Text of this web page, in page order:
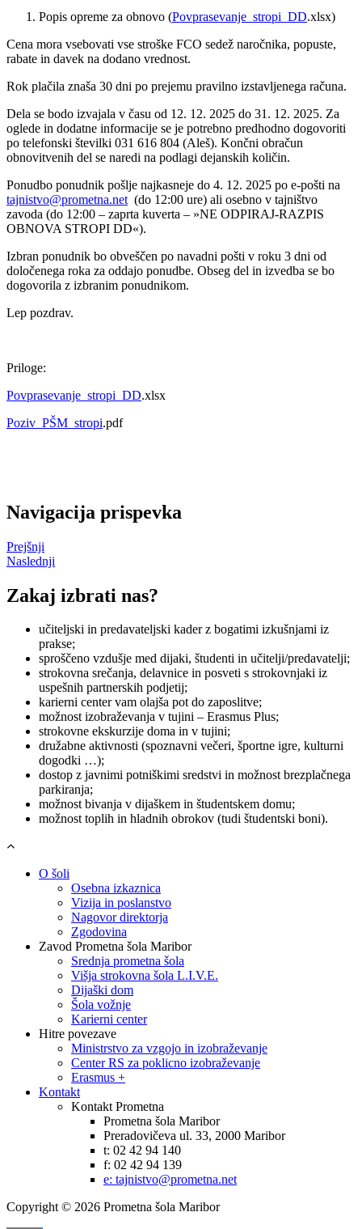
Popis opreme za obnovo (Povprasevanje_stropi_DD.xlsx)
Cena mora vsebovati vse stroške FCO sedež naročnika, popuste,
rabate in davek na dodano vrednost.
Rok plačila znaša 30 dni po prejemu pravilno izstavljenega računa.
Dela se bodo izvajala v času od 12. 12. 2025 do 31. 12. 2025. Za
oglede in dodatne informacije se je potrebno predhodno dogovoriti
po telefonski številki 031 616 804 (Aleš). Končni obračun
obnovitvenih del se naredi na podlagi dejanskih količin.
Ponudbo ponudnik pošlje najkasneje do 4. 12. 2025 po e-pošti na
tajnistvo@prometna.net (do 12:00 ure) ali osebno v tajništvo
zavoda (do 12:00 – zaprta kuverta – »NE ODPIRAJ-RAZPIS
OBNOVA STROPI DD«).
Izbran ponudnik bo obveščen po navadni pošti v roku 3 dni od
določenega roka za oddajo ponudbe. Obseg del in izvedba se bo
dogovorila z izbranim ponudnikom.
Lep pozdrav.
Priloge:
Povprasevanje_stropi_DD.xlsx
Poziv_PŠM_stropi.pdf
Navigacija prispevka
Prejšnji
Naslednji
Zakaj izbrati nas?
učiteljski in predavateljski kader z bogatimi izkušnjami iz
prakse;
sproščeno vzdušje med dijaki, študenti in učitelji/predavatelji;
strokovna srečanja, delavnice in posveti s strokovnjaki iz
uspešnih partnerskih podjetij;
karierni center vam olajša pot do zaposlitve;
možnost izobraževanja v tujini – Erasmus Plus;
strokovne ekskurzije doma in v tujini;
družabne aktivnosti (spoznavni večeri, športne igre, kulturni
dogodki …);
dostop z javnimi potniškimi sredstvi in možnost brezplačnega
parkiranja;
možnost bivanja v dijaškem in študentskem domu;
možnost toplih in hladnih obrokov (tudi študentski boni).
O šoli
Osebna izkaznica
Vizija in poslanstvo
Nagovor direktorja
Zgodovina
Zavod Prometna šola Maribor
Srednja prometna šola
Višja strokovna šola L.I.V.E.
Dijaški dom
Šola vožnje
Karierni center
Hitre povezave
Ministrstvo za vzgojo in izobraževanje
Center RS za poklicno izobraževanje
Erasmus +
Kontakt
Kontakt Prometna
Prometna šola Maribor
Preradovičeva ul. 33, 2000 Maribor
t: 02 42 94 140
f: 02 42 94 139
e: tajnistvo@prometna.net
Copyright © 2026 Prometna šola Maribor